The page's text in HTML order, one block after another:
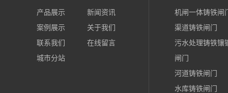
产品展示
新闻资讯
案例展示
关于我们
联系我们
在线留言
城市分站
机闸一体铸铁闸
渠道铸铁闸门
污水处理铸铁镶
闸门
河道铸铁闸门
水库铸铁闸门